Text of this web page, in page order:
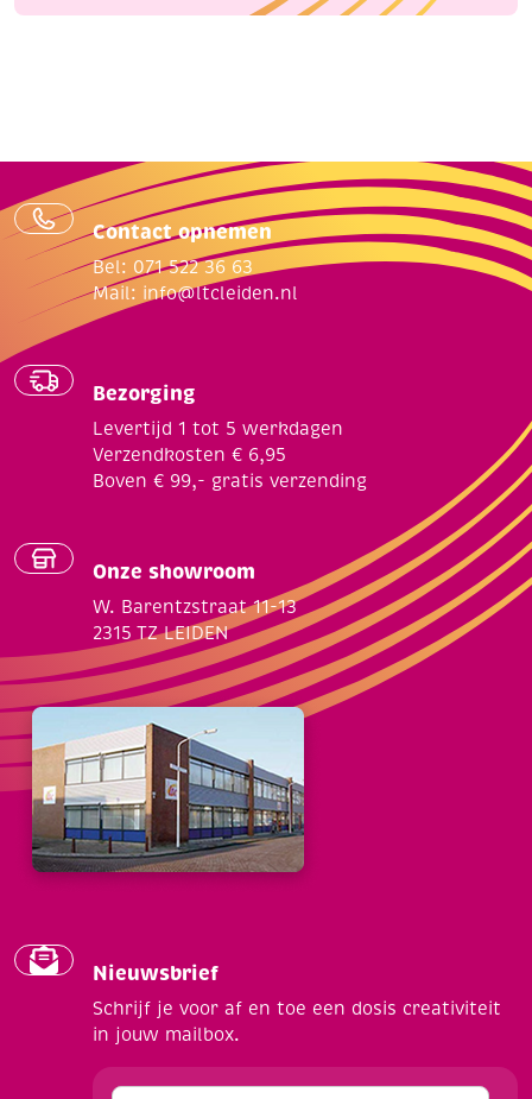
Contact opnemen
Bel: 071 522 36 63
Mail: info@ltcleiden.nl
Bezorging
Levertijd 1 tot 5 werkdagen
Verzendkosten € 6,95
Boven € 99,- gratis verzending
Onze showroom
W. Barentzstraat 11-13
2315 TZ LEIDEN
Nieuwsbrief
Schrijf je voor af en toe een dosis creativiteit
in jouw mailbox.